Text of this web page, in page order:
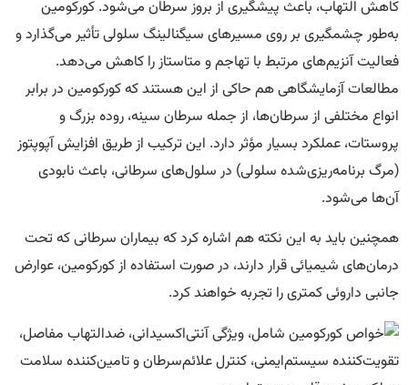
کاهش التهاب، باعث پیشگیری از بروز سرطان می‌شود. کورکومین
به‌طور چشمگیری بر روی مسیرهای سیگنالینگ سلولی تأثیر می‌گذارد و
فعالیت آنزیم‌های مرتبط با تهاجم و متاستاز را کاهش می‌دهد.
مطالعات آزمایشگاهی هم حاکی از این هستند که کورکومین در برابر
انواع مختلفی از سرطان‌ها، از جمله سرطان سینه، روده بزرگ و
پروستات، عملکرد بسیار مؤثر دارد. این ترکیب از طریق افزایش آپوپتوز
(مرگ برنامه‌ریزی‌شده سلولی) در سلول‌های سرطانی، باعث نابودی
آن‌ها می‌شود.
همچنین باید به این نکته هم اشاره کرد که بیماران سرطانی که تحت
درمان‌های شیمیائی قرار دارند، در صورت استفاده از کورکومین، عوارض
جانبی داروئی کمتری را تجربه خواهند کرد.